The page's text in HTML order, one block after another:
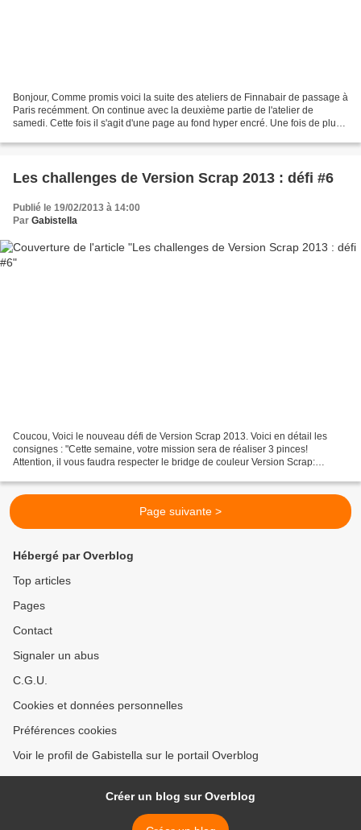
Bonjour, Comme promis voici la suite des ateliers de Finnabair de passage à
Paris recémment. On continue avec la deuxième partie de l'atelier de
samedi. Cette fois il s'agit d'une page au fond hyper encré. Une fois de plus
Les challenges de Version Scrap 2013 : défi #6
Publié le 19/02/2013 à 14:00
Par Gabistella
Coucou, Voici le nouveau défi de Version Scrap 2013. Voici en détail les
consignes : "Cette semaine, votre mission sera de réaliser 3 pinces!
Attention, il vous faudra respecter le bridge de couleur Version Scrap:
Page suivante >
Hébergé par Overblog
Top articles
Pages
Contact
Signaler un abus
C.G.U.
Cookies et données personnelles
Préférences cookies
Voir le profil de Gabistella sur le portail Overblog
Créer un blog sur Overblog